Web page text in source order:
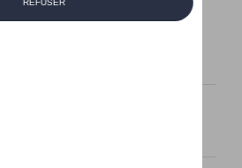
frais de montage, veuillez
agent. Les prix recommandés
sans préavis.